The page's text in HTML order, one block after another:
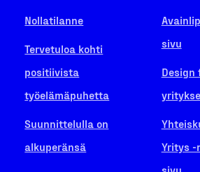
Nollatilanne
Tervetuloa kohti
positiivista
työelämäpuhetta
Suunnittelulla on
alkuperänsä
sivu
Design
Yritys -